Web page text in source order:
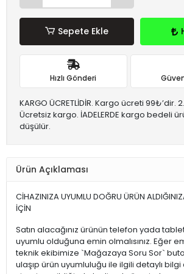
Sepete Ekle
Hızlı Gönderi
KARGO ÜCRETLİDİR. Kargo ücreti 99₺’dir.
Ücretsiz kargo. İADELERDE kargo bedeli
düşülür.
Ürün Açıklaması
CİHAZINIZA UYUMLU DOĞRU ÜRÜN
İÇİN
Satın alacağınız ürünün telefon yada
uyumlu olduğuna emin olmalısınız. Eğer
teknik ekibimize `Mağazaya Soru Sor`
ulaşıp ürün uyumluluğu ile ilgili detaylı bilgi